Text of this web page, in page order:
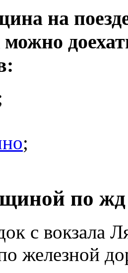
на
можно
;
по жд
с вокзала
железной